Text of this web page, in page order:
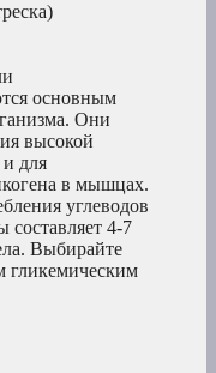
основным
Они
высокой
для
в мышцах.
углеводов
4-7
Выбирайте
гликемическим